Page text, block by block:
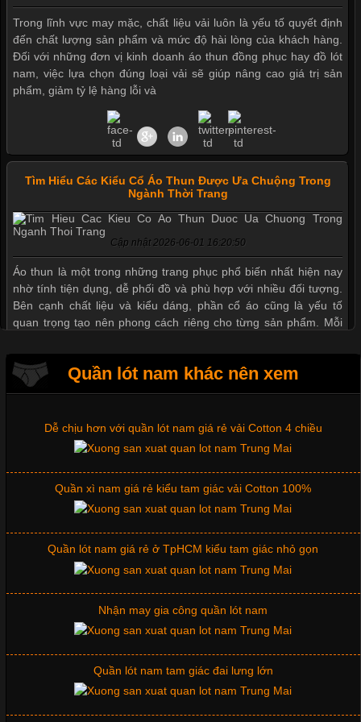
Trong lĩnh vực may mặc, chất liệu vải luôn là yếu tố quyết định
đến chất lượng sản phẩm và mức độ hài lòng của khách hàng.
Đối với những đơn vị kinh doanh áo thun đồng phục hay đồ lót
nam, việc lựa chọn đúng loại vải sẽ giúp nâng cao giá trị sản
phẩm, giảm tỷ lệ hàng lỗi và
Tìm Hiểu Các Kiểu Cổ Áo Thun Được Ưa Chuộng Trong
Ngành Thời Trang
Cập nhật 2026-06-01 16:20:50
Áo thun là một trong những trang phục phổ biến nhất hiện nay
nhờ tính tiện dụng, dễ phối đồ và phù hợp với nhiều đối tượng.
Bên cạnh chất liệu và kiểu dáng, phần cổ áo cũng là yếu tố
quan trọng tạo nên phong cách riêng cho từng sản phẩm. Mỗi
Những Mẫu Áo Thun Đồng Phục Công Ty Được Ưa
Chuộng Hiện Nay
Cập nhật 2026-06-01 14:23:34
chuyên nghiệp đóng vai trò quan trọng đối với sự phát triển của
doanh nghiệp. Một trong những giải pháp hiệu quả được nhiều
đơn vị lựa chọn hiện nay là sử dụng áo thun đồng phục công ty.
Chất Liệu Lycra Có Gì Đặc Biệt Trong Ngành Thời Trang?
Cập nhật 2026-05-27 17:03:46
Quần lót nam khác nên xem
Mẫu quần short quần lót nam nữ hè thu 2017
Thị hiều quần lót nam bơi lội nam và nữ 2017
Xu hướng thời trang trẻ và quần lót nam giá sỉ
Dễ chịu hơn với quần lót nam giá rẻ vải Cotton 4 chiều
Quần xì nam giá rẻ kiểu tam giác vải Cotton 100%
Quần lót nam giá rẻ ở TpHCM kiểu tam giác nhỏ gọn
Nhận may gia công quần lót nam
Quần lót nam tam giác đai lưng lớn